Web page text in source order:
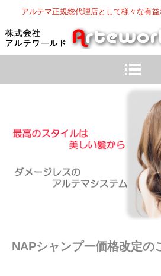
アルテマ正規総代理店として様々な有益
NAPシャンプー価格改定の